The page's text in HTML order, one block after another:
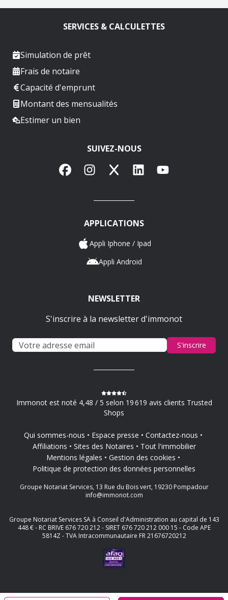
SERVICES & CALCULETTES
Simulation de prêt
Frais de notaire
Capacité d'emprunt
Montant des mensualités
Estimer un bien
SUIVEZ-NOUS
FacebookInstagram
X LinkedInYouTube
APPLICATIONS
Appli Iphone / Ipad
Appli Android
NEWSLETTER
S'inscrire à la newsletter d'immonot
S'inscrire
Immonot est noté 4,48 / 5 selon 19 619 avis clients Trusted
Shops
Qui sommes-nous Espace presse
Contactez-nous
Affiliations
Sites des Notaires
Tout l'immobilier
Mentions légales
Gestion des cookies
Politique de protection des données personnelles
Groupe Notariat Services, 13 Rue du Bois vert, 19230 Pompadour
info@immonot.com
Groupe Notariat Services SA à Conseil d'Administration au capital de 143
448 € - RC BRIVE 676 720 212 - SIRET 676 720 212 000 15 - Code APE
5814Z - TVA Intracommunautaire FR 21676720212